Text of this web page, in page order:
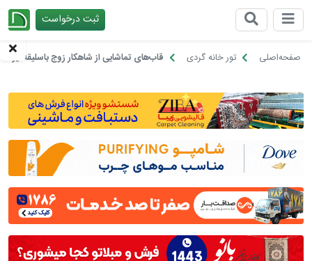
ثبت درخواست
صفحه‌اصلی تور خانه گردی قاب‌های تماشایی از شاهکار زوج باسلیقه